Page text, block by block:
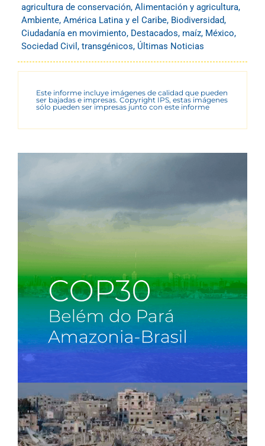
agricultura de conservación, Alimentación y agricultura,
Ambiente, América Latina y el Caribe, Biodiversidad,
Ciudadanía en movimiento, Destacados, maíz, México,
Sociedad Civil , transgénicos, Últimas Noticias
Este informe incluye imágenes de calidad que pueden
ser bajadas e impresas. Copyright IPS, estas imágenes
sólo pueden ser impresas junto con este informe